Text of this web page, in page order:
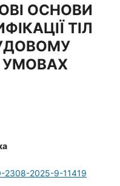
ОСНОВИ
ТІЛ
УМОВАХ
2308-2025-9-11419